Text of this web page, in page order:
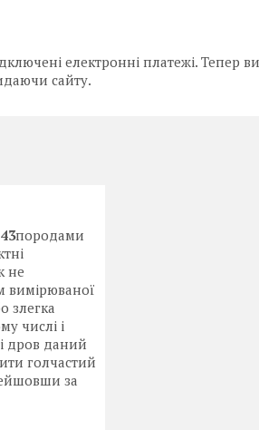
електронні платежі. Тепер
сайту.
43породами
не
вимірюваної
злегка
числі і
дров даний
голчастий
за